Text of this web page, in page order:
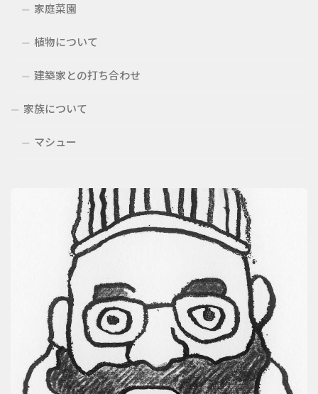
家庭菜園
植物について
建築家との打ち合わせ
家族について
マシュー